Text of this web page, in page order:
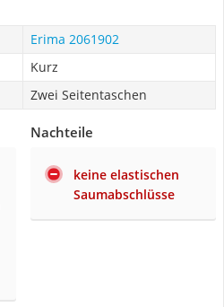
Erima 2061902
Kurz
Zwei Seitentaschen
Nachteile
keine elastischen
Saumabschlüsse